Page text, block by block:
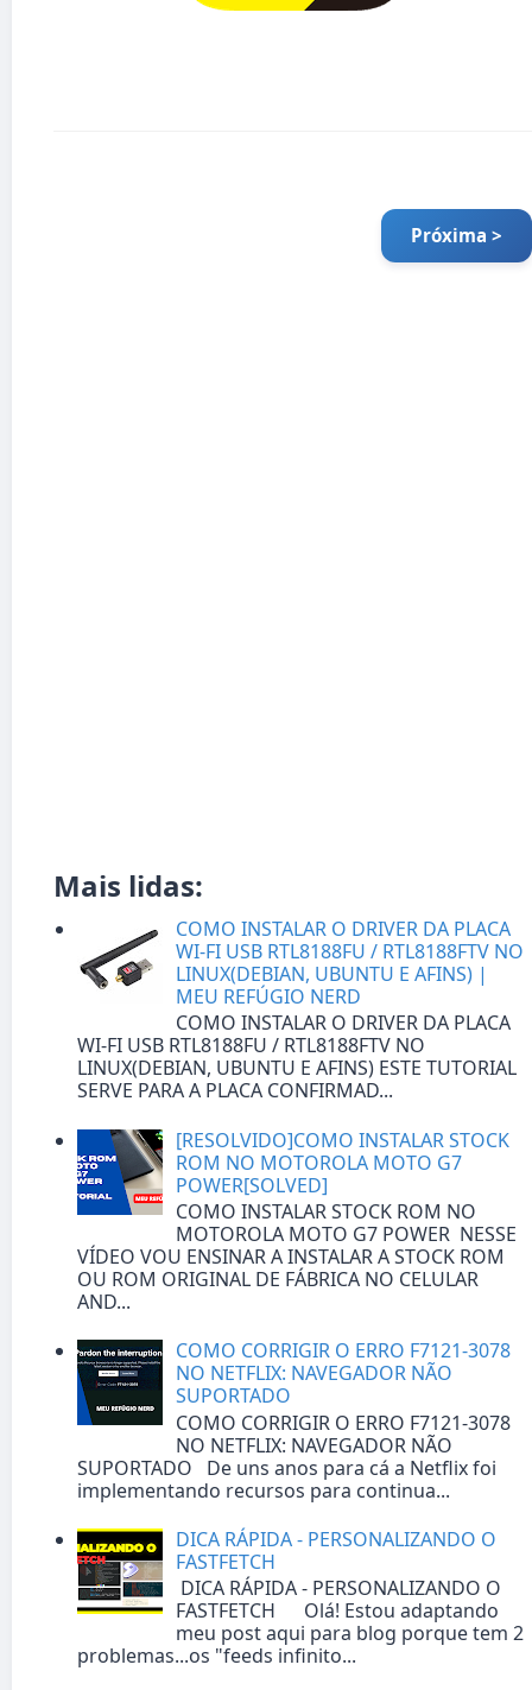
Próxima >
Mais lidas:
COMO INSTALAR O DRIVER DA PLACA
WI-FI USB RTL8188FU / RTL8188FTV NO
LINUX(DEBIAN, UBUNTU E AFINS) |
MEU REFÚGIO NERD
COMO INSTALAR O DRIVER DA PLACA
WI-FI USB RTL8188FU / RTL8188FTV NO
LINUX(DEBIAN, UBUNTU E AFINS) ESTE TUTORIAL
SERVE PARA A PLACA CONFIRMAD...
[RESOLVIDO]COMO INSTALAR STOCK
ROM NO MOTOROLA MOTO G7
POWER[SOLVED]
COMO INSTALAR STOCK ROM NO
MOTOROLA MOTO G7 POWER NESSE
VÍDEO VOU ENSINAR A INSTALAR A STOCK ROM
OU ROM ORIGINAL DE FÁBRICA NO CELULAR
AND...
COMO CORRIGIR O ERRO F7121-3078
NO NETFLIX: NAVEGADOR NÃO
SUPORTADO
COMO CORRIGIR O ERRO F7121-3078
NO NETFLIX: NAVEGADOR NÃO
SUPORTADO De uns anos para cá a Netflix foi
implementando recursos para continua...
DICA RÁPIDA - PERSONALIZANDO O
FASTFETCH
DICA RÁPIDA - PERSONALIZANDO O
FASTFETCH Olá! Estou adaptando
meu post aqui para blog porque tem 2
problemas...os "feeds infinito...